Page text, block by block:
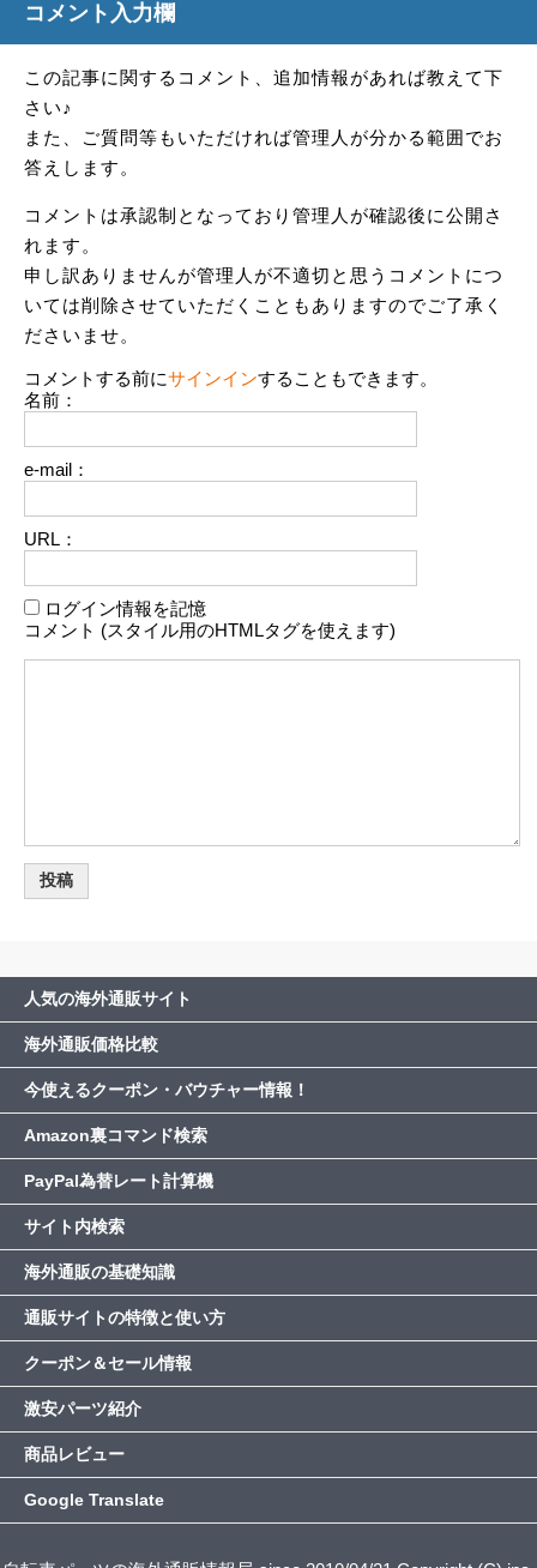
コメント入力欄
この記事に関するコメント、追加情報があれば教えて下
さい♪
また、ご質問等もいただければ管理人が分かる範囲でお
答えします。
コメントは承認制となっており管理人が確認後に公開さ
れます。
申し訳ありませんが管理人が不適切と思うコメントにつ
いては削除させていただくこともありますのでご了承く
ださいませ。
コメントする前にサインインすることもできます。
名前：
e-mail：
URL：
ログイン情報を記憶
コメント (スタイル用のHTMLタグを使えます)
人気の海外通販サイト
海外通販価格比較
今使えるクーポン・バウチャー情報！
Amazon裏コマンド検索
PayPal為替レート計算機
サイト内検索
海外通販の基礎知識
通販サイトの特徴と使い方
クーポン＆セール情報
激安パーツ紹介
商品レビュー
Google Translate